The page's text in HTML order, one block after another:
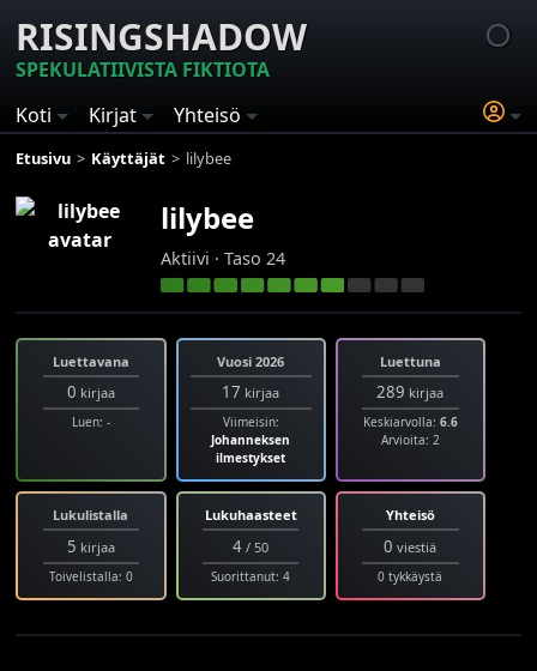
RISINGSHADOW
SPEKULATIIVISTA FIKTIOTA
Koti
Kirjat Yhteisö
Etusivu Käyttäjät lilybee
lilybee
Aktiivi · Taso 24
Luettavana
0 kirjaa
Luen: -
Vuosi 2026
17 kirjaa
Viimeisin:
Johanneksen
ilmestykset
Luettuna
289 kirjaa
Keskiarvolla: 6.6
Arvioita: 2
Lukulistalla
5 kirjaa
Toivelistalla: 0
Lukuhaasteet
4 / 50
Suorittanut: 4
Yhteisö
0 viestiä
0 tykkäystä